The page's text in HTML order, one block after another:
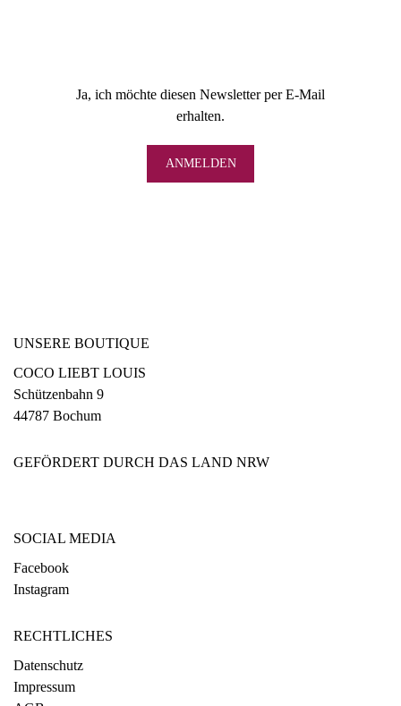
Ja, ich möchte diesen Newsletter per E-Mail
erhalten.
UNSERE BOUTIQUE
COCO LIEBT LOUIS
Schützenbahn 9
44787 Bochum
GEFÖRDERT DURCH DAS LAND NRW
SOCIAL MEDIA
Facebook
Instagram
RECHTLICHES
Datenschutz
Impressum